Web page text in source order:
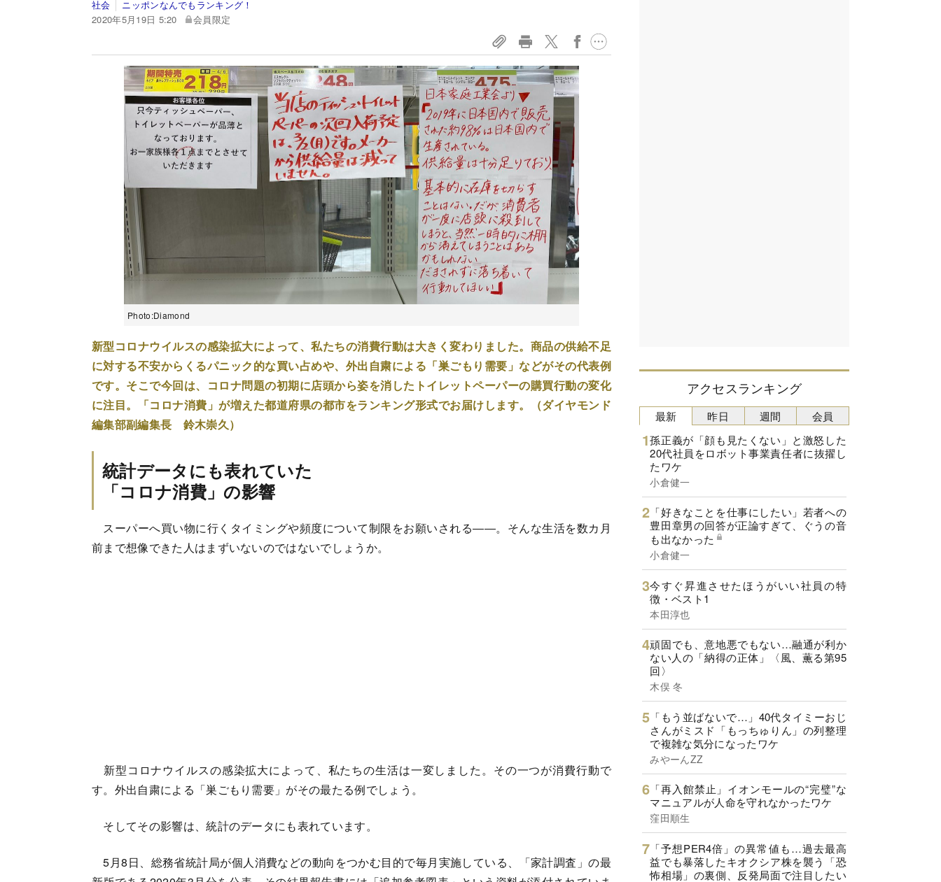
社会
ニッポンなんでもランキング！
2020年5月19日 5:20
会員限定
Photo:Diamond
新型コロナウイルスの感染拡大によって、私たちの消費行動は大きく変わりました。商品の供給不足
に対する不安からくるパニック的な買い占めや、外出自粛による「巣ごもり需要」などがその代表例
です。そこで今回は、コロナ問題の初期に店頭から姿を消したトイレットペーパーの購買行動の変化
に注目。「コロナ消費」が増えた都道府県の都市をランキング形式でお届けします。（ダイヤモンド
編集部副編集長 鈴木崇久）
統計データにも表れていた
「コロナ消費」の影響
スーパーへ買い物に行くタイミングや頻度について制限をお願いされる――。そんな生活を数カ月
前まで想像できた人はまずいないのではないでしょうか。
新型コロナウイルスの感染拡大によって、私たちの生活は一変しました。その一つが消費行動で
す。外出自粛による「巣ごもり需要」がその最たる例でしょう。
そしてその影響は、統計のデータにも表れています。
5月8日、総務省統計局が個人消費などの動向をつかむ目的で毎月実施している、「家計調査」の最
アクセスランキング
最新
孫正義が「顔も見たくない」と激怒した
20代社員をロボット事業責任者に抜擢し
たワケ
小倉健一
「好きなことを仕事にしたい」若者への
豊田章男の回答が正論すぎて、ぐうの音
も出なかった
小倉健一
今すぐ昇進させたほうがいい社員の特
徴・ベスト1
本田淳也
頑固でも、意地悪でもない…融通が利か
ない人の「納得の正体」〈風、薫る第95
回〉
木俣 冬
「もう並ばないで…」40代タイミーおじ
さんがミスド「もっちゅりん」の列整理
で複雑な気分になったワケ
みやーんZZ
「再入館禁止」イオンモールの“完璧”な
マニュアルが人命を守れなかったワケ
窪田順生
「予想PER4倍」の異常値も…過去最高
益でも暴落したキオクシア株を襲う「恐
怖相場」の裏側、反発局面で注目したい
昨日 週間 会員